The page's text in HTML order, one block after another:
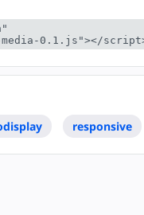
0.1.js"></
responsive